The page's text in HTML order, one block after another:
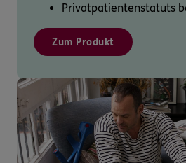
Privatpatientenstatuts
Zum Produkt